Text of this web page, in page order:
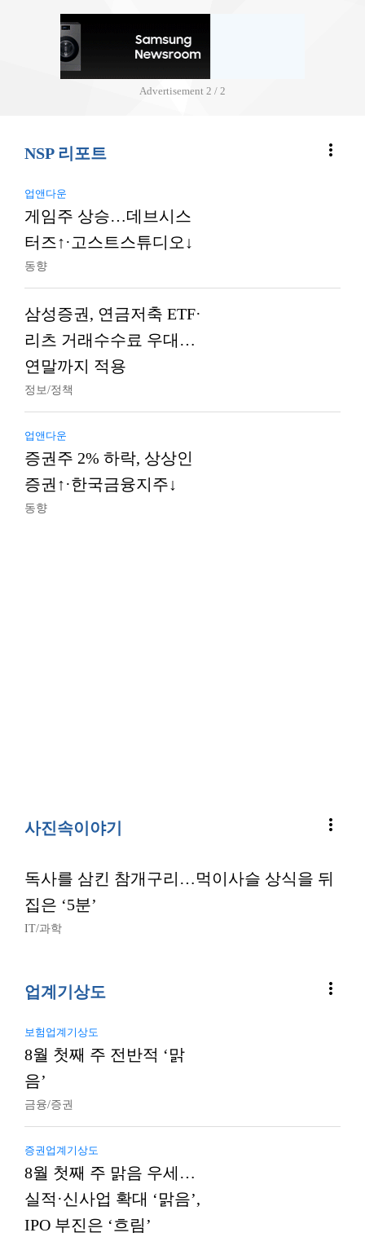
Advertisement 2 / 2
NSP 리포트 more_vert
업앤다운
게임주 상승…데브시스
터즈↑·고스트스튜디오↓
동향
삼성증권, 연금저축 ETF·
리츠 거래수수료 우대…
연말까지 적용
정보/정책
업앤다운
증권주 2% 하락, 상상인
증권↑·한국금융지주↓
동향
사진속이야기 more_vert
독사를 삼킨 참개구리…먹이사슬 상식을 뒤
집은 ‘5분’
IT/과학
업계기상도 more_vert
보험업계기상도
8월 첫째 주 전반적 ‘맑
음’
금융/증권
증권업계기상도
8월 첫째 주 맑음 우세…
실적·신사업 확대 ‘맑음’,
IPO 부진은 ‘흐림’